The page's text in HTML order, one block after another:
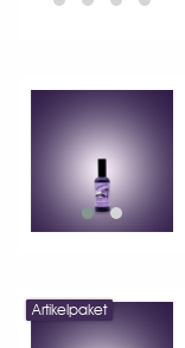
Artikelpaket